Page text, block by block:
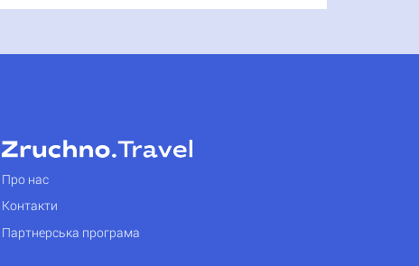
Про нас
Контакти
Партнерська програма